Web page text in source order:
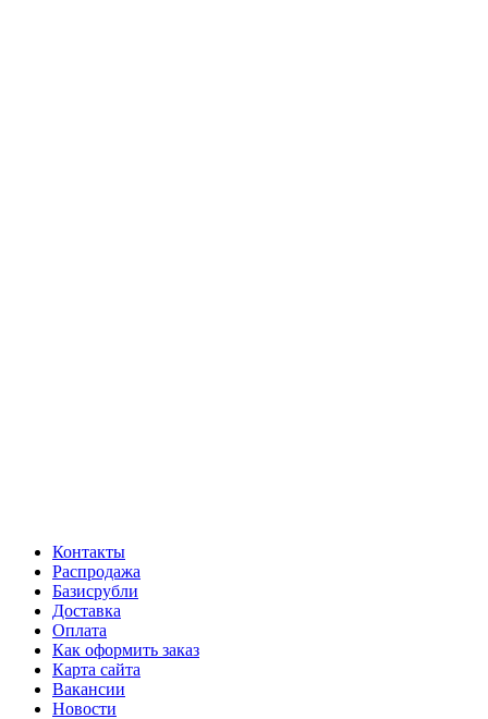
Контакты
Распродажа
Базисрубли
Доставка
Оплата
Как оформить заказ
Карта сайта
Вакансии
Новости